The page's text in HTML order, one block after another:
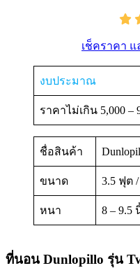
เช็คราคา แ
งบประมาณ
ราคาไม่เกิน 5,000 –
ชื่อสินค้า
ขนาด 3.5 ฟุต
หนา 8 – 9.5
ที่นอน Dunlopillo รุ่น